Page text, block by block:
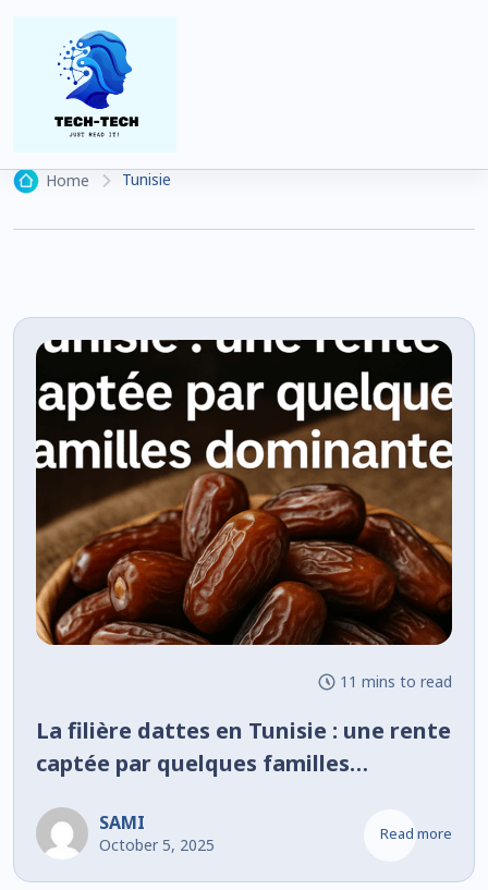
Tunisie
Home Tunisie
11 mins to read
La filière dattes en Tunisie : une rente
captée par quelques familles
SAMI
October 5, 2025
Read more